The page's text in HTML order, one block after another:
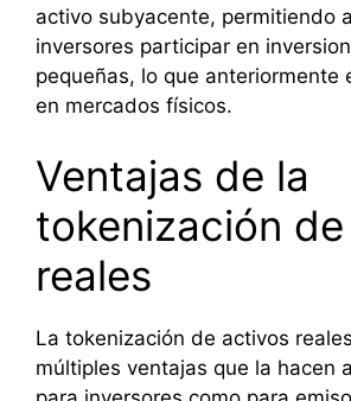
activo subyacente, permitiendo
inversores participar en
pequeñas, lo que anteriormente
en mercados físicos.
Ventajas de la
tokenización
reales
La tokenización de activos
múltiples ventajas que la hacen